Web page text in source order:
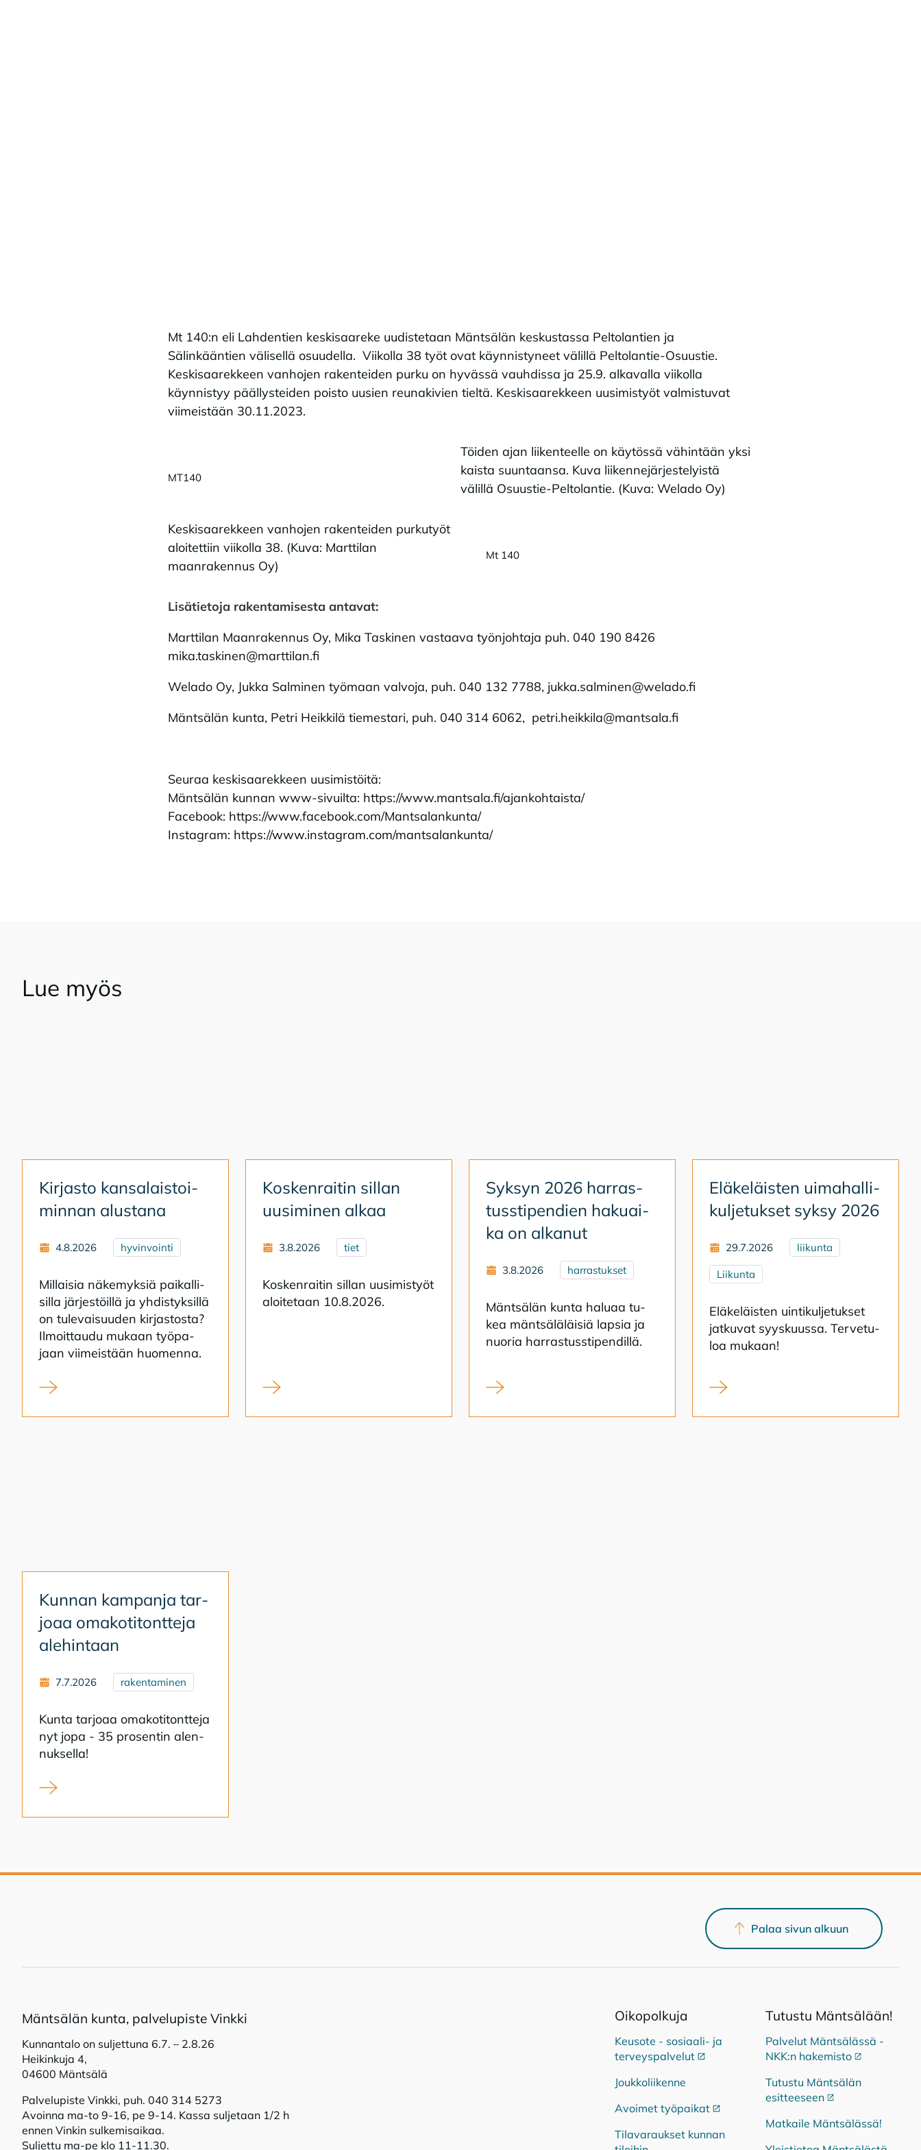
Mt 140:n eli Lahdentien keskisaareke uudistetaan Mäntsälän keskustassa Peltolantien ja
Sälinkääntien välisellä osuudella. Viikolla 38 työt ovat käynnistyneet välillä Peltolantie-Osuustie.
Keskisaarekkeen vanhojen rakenteiden purku on hyvässä vauhdissa ja 25.9. alkavalla viikolla
käynnistyy päällysteiden poisto uusien reunakivien tieltä. Keskisaarekkeen uusimistyöt valmistuvat
viimeistään 30.11.2023.
MT140
Töiden ajan liikenteelle on käytössä vähintään yksi
kaista suuntaansa. Kuva liikennejärjestelyistä
välillä Osuustie-Peltolantie. (Kuva: Welado Oy)
Keskisaarekkeen vanhojen rakenteiden purkutyöt
aloitettiin viikolla 38. (Kuva: Marttilan
maanrakennus Oy)
Mt 140
Lisätietoja rakentamisesta antavat:
Marttilan Maanrakennus Oy, Mika Taskinen vastaava työnjohtaja puh. 040 190 8426
mika.taskinen@marttilan.fi
Welado Oy, Jukka Salminen työmaan valvoja, puh. 040 132 7788, jukka.salminen@welado.fi
Mäntsälän kunta, Petri Heikkilä tiemestari, puh. 040 314 6062, petri.heikkila@mantsala.fi
Seuraa keskisaarekkeen uusimistöitä:
Mäntsälän kunnan www-sivuilta: https://www.mantsala.fi/ajankohtaista/
Facebook: https://www.facebook.com/Mantsalankunta/
Instagram: https://www.instagram.com/mantsalankunta/
Lue myös
Kir­jas­to kan­sa­lais­toi­
min­nan alus­ta­na
4.8.2026 hyvinvointi
Mil­lai­sia nä­ke­myk­siä pai­kal­li­
sil­la jär­jes­töil­lä ja yh­dis­tyk­sil­lä
on tu­le­vai­suu­den kir­jas­tos­ta?
Il­moit­tau­du mu­kaan työ­pa­
jaan vii­meis­tään huo­men­na.
Kirjasto kansalaistoiminnan alustana
Kos­ken­rai­tin sil­lan
uusi­mi­nen al­kaa
3.8.2026 tiet
Kos­ken­rai­tin sil­lan uusi­mis­työt
aloi­te­taan 10.8.2026.
Koskenraitin sillan uusiminen alkaa
Syk­syn 2026 har­ras­
tuss­ti­pen­dien ha­kuai­
ka on al­ka­nut
3.8.2026 harrastukset
Mänt­sä­län kun­ta ha­lu­aa tu­
kea mänt­sä­lä­läi­siä lap­sia ja
nuo­ria har­ras­tuss­ti­pen­dil­lä.
Syksyn 2026 harrastusstipendien hakuaika on alkanut
Elä­ke­läis­ten ui­ma­hal­li­
kul­je­tuk­set syk­sy 2026
29.7.2026 liikunta
Liikunta
Elä­ke­läis­ten uin­ti­kul­je­tuk­set
jat­ku­vat syys­kuus­sa. Ter­ve­tu­
loa mu­kaan!
Eläkeläisten uimahallikuljetukset syksy
Kun­nan kam­pan­ja tar­
jo­aa oma­ko­ti­tont­te­ja
ale­hin­taan
7.7.2026 rakentaminen
Kun­ta tar­jo­aa oma­ko­ti­tont­te­ja
nyt jopa - 35 pro­sen­tin alen­
nuk­sel­la!
Kunnan kampanja tarjoaa omakotitontteja alehintaan
Mänt­sä­län kun­ta, pal­ve­lu­pis­te Vink­ki
Kunnantalo on suljettuna 6.7. – 2.8.26
Heikinkuja 4,
04600 Mäntsälä
Palvelupiste Vinkki, puh. 040 314 5273
Avoinna ma-to 9-16, pe 9-14. Kassa suljetaan 1/2 h
ennen Vinkin sulkemisaikaa.
Suljettu ma-pe klo 11-11.30.
Oi­ko­pol­ku­ja
Keusote - sosiaali- ja
terveyspalvelutUlkoinen linkki
Joukkoliikenne
Avoimet työpaikatUlkoinen linkki
Tilavaraukset kunnan
Tu­tus­tu Mänt­sä­lään!
Palvelut Mäntsälässä -
NKK:n hakemisto Ulkoinen
Tutustu Mäntsälän
esitteeseen Ulkoinen linkki
Matkaile Mäntsälässä!
Palaa sivun alkuun